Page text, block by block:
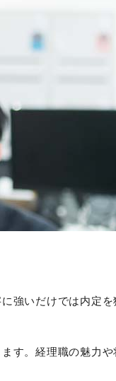
強いだけでは内定
す。経理職の魅力